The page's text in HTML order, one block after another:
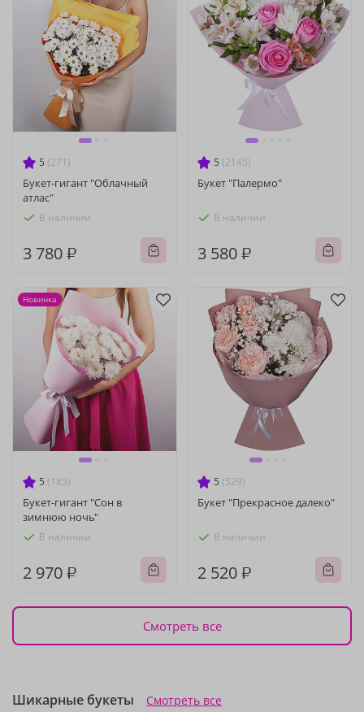
5 (271)
Букет-гигант "Облачный
атлас"
В наличии
3 780 ₽
5 (2145)
Букет "Палермо"
В наличии
3 580 ₽
5 (185)
Букет-гигант "Сон в
зимнюю ночь"
В наличии
2 970 ₽
Новинка
5 (529)
Букет "Прекрасное далеко"
В наличии
2 520 ₽
Смотреть все
Шикарные букеты Смотреть все